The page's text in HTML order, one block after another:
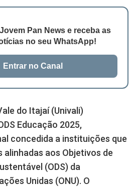
Pan News e receba as
no seu WhatsApp!
Entrar no Canal
do Itajaí (Univali)
Educação 2025,
concedida a instituições que
alinhadas aos Objetivos de
(ODS) da
Unidas (ONU). O